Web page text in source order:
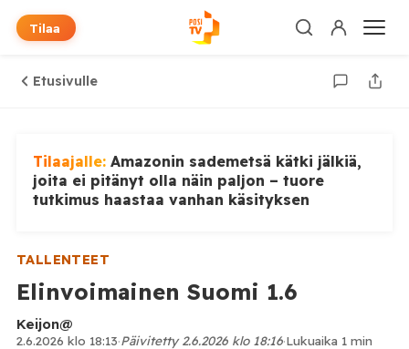
Tilaa
Etusivulle
Tilaajalle: Amazonin sademetsä kätki jälkiä,
joita ei pitänyt olla näin paljon – tuore
tutkimus haastaa vanhan käsityksen
TALLENTEET
Elinvoimainen Suomi 1.6
Keijon@
2.6.2026 klo 18:13·Päivitetty 2.6.2026 klo 18:16·Lukuaika 1 min